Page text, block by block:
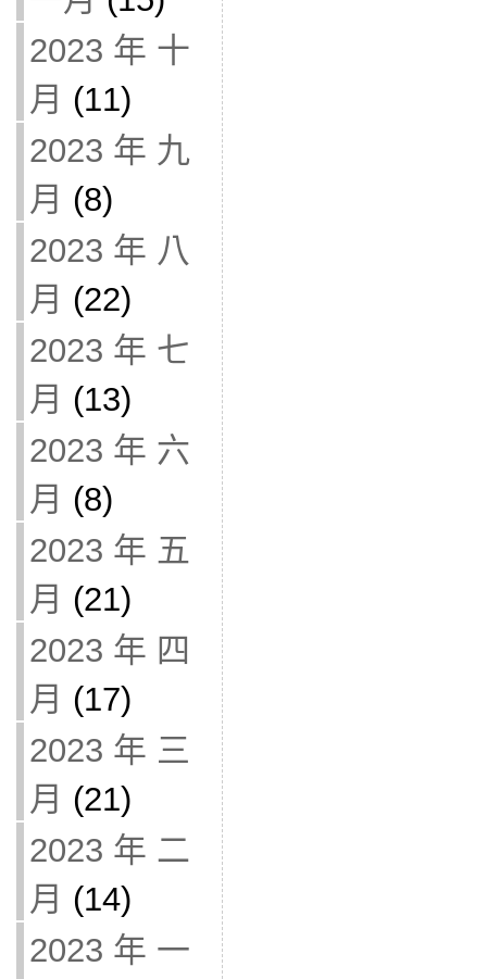
2023 年 十
月 (11)
2023 年 九
月 (8)
2023 年 八
月 (22)
2023 年 七
月 (13)
2023 年 六
月 (8)
2023 年 五
月 (21)
2023 年 四
月 (17)
2023 年 三
月 (21)
2023 年 二
月 (14)
2023 年 一